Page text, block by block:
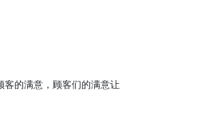
客的满意，顾客们的满意让